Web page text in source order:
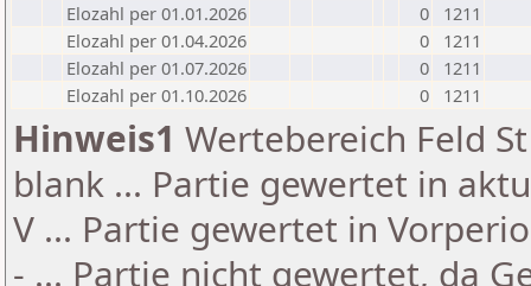
Elozahl per 01.01.2026
0
1211
Elozahl per 01.04.2026
0
1211
Elozahl per 01.07.2026
0
1211
Elozahl per 01.10.2026
0 1211
Hinweis1 Wertebereich Feld
blank ... Partie gewertet in
V ... Partie gewertet in
- ... Partie nicht gewertet, da